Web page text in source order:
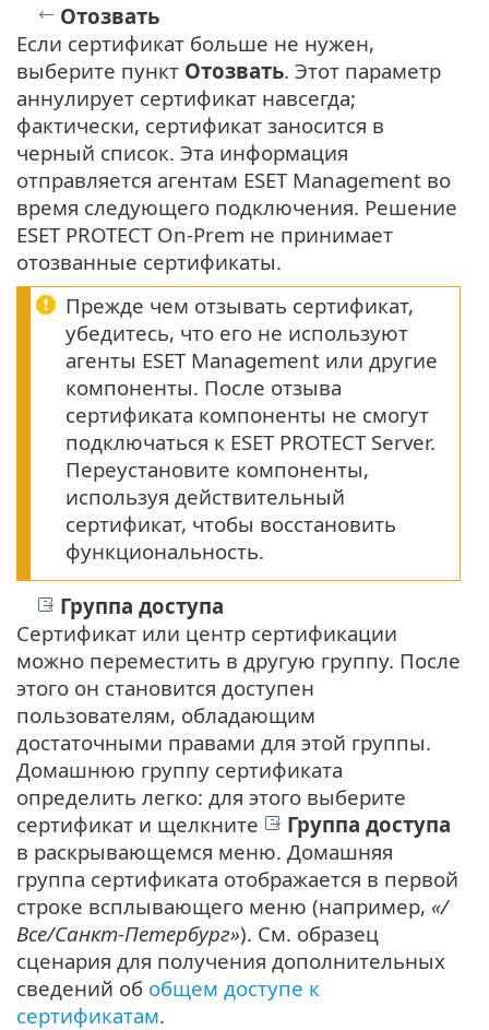
Отозвать
Если сертификат больше не нужен,
выберите пункт Отозвать. Этот параметр
аннулирует сертификат навсегда;
фактически, сертификат заносится в
черный список. Эта информация
отправляется агентам ESET Management во
время следующего подключения. Решение
ESET PROTECT On-Prem не принимает
отозванные сертификаты.
Прежде чем отзывать сертификат,
убедитесь, что его не используют
агенты ESET Management или другие
компоненты. После отзыва
сертификата компоненты не смогут
подключаться к ESET PROTECT Server.
Переустановите компоненты,
используя действительный
сертификат, чтобы восстановить
функциональность.
Группа доступа
Сертификат или центр сертификации
можно переместить в другую группу. После
этого он становится доступен
пользователям, обладающим
достаточными правами для этой группы.
Домашнюю группу сертификата
определить легко: для этого выберите
сертификат и щелкните
Группа доступа
в раскрывающемся меню. Домашняя
группа сертификата отображается в первой
строке всплывающего меню (например, «/
Все/Санкт-Петербург»). См. образец
сценария для получения дополнительных
сведений об общем доступе к
сертификатам.